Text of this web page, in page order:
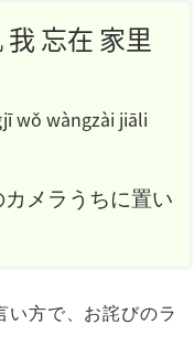
忘在 家里
wǒ wàngzài jiāli
メラうちに置い
い方で、お詫びのラ